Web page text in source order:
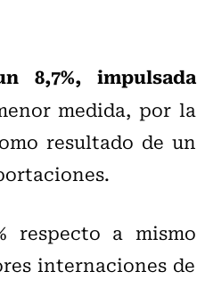
8,7%, impulsada
medida, por la
resultado de un
respecto a mismo
internaciones de